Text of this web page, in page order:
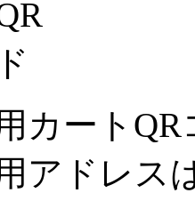
カートQR
アドレス